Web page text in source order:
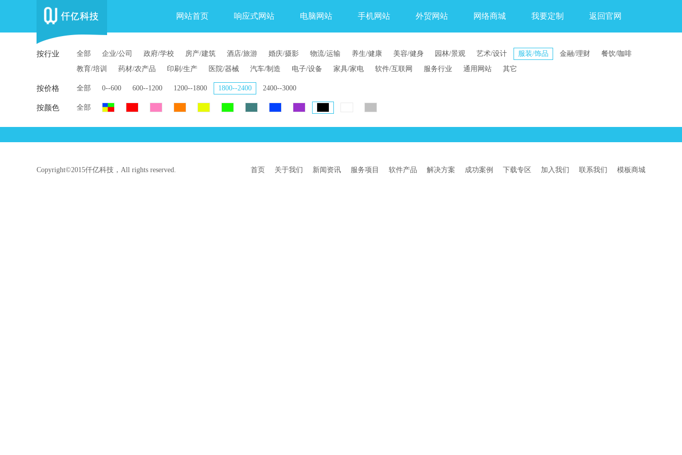
网站首页 响应式网站 电脑网站 手机网站 外贸网站 网络商城 我要定制 返回官网
按行业 全部 企业/公司 政府/学校 房产/建筑 酒店/旅游 婚庆/摄影 物流/运输 养生/健康 美容/健身 园林/景观 艺术/设计 服装/饰品 金融/理财
餐饮/咖啡
教育/培训
药材/农产品 印刷/生产 医院/器械 汽车/制造 电子/设备 家具/家电 软件/互联网 服务行业 通用网站 其它
按价格 全部 0--600 600--1200 1200--1800 1800--2400 2400--3000
按颜色 全部
Copyright©2015仟亿科技，All rights reserved. 首页 关于我们 新闻资讯 服务项目 软件产品 解决方案 成功案例 下载专区 加入我们 联系我们 模板商城